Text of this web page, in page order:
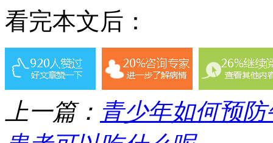
看完本文后：
上一篇： 青少年如何预